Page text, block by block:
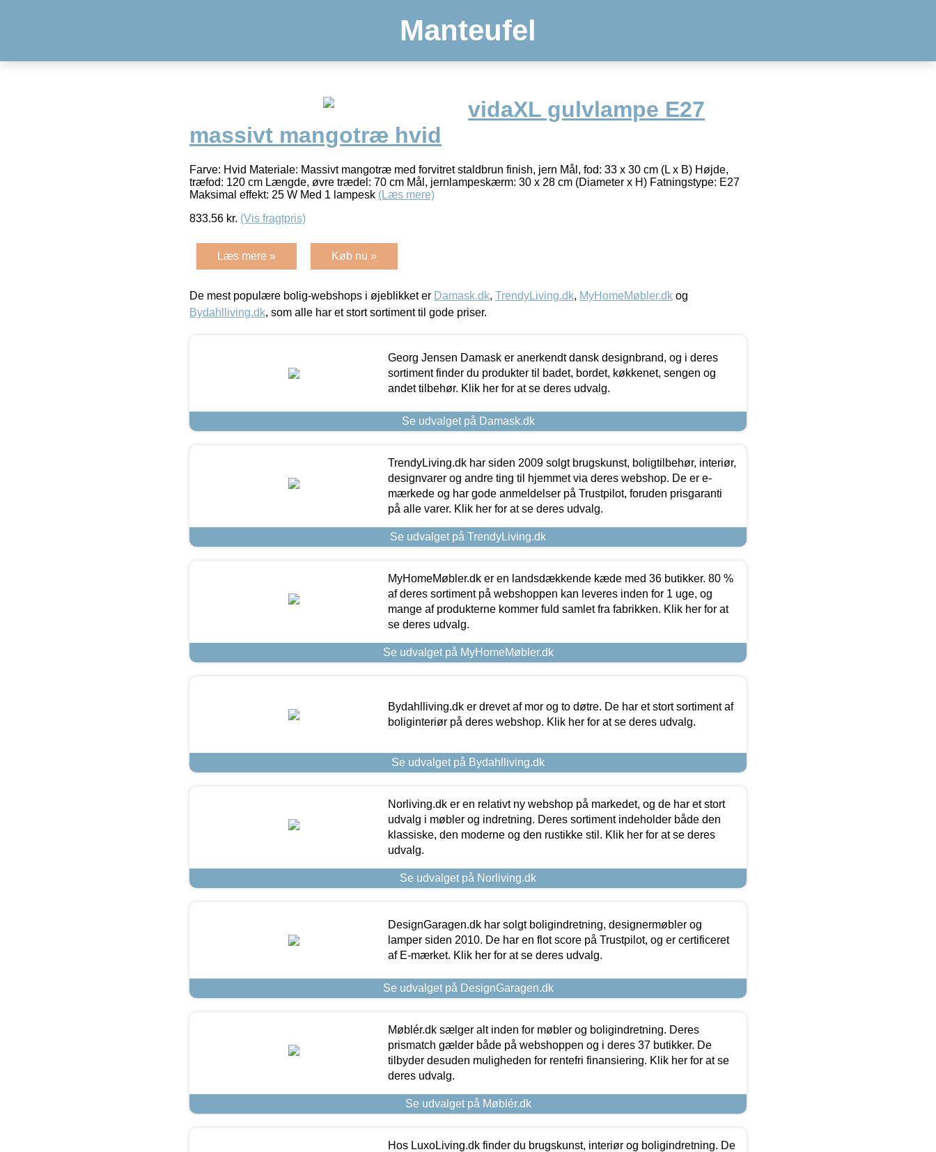
Manteufel
vidaXL gulvlampe E27
massivt mangotræ hvid
Farve: Hvid Materiale: Massivt mangotræ med forvitret staldbrun finish, jern Mål, fod: 33 x 30 cm (L x B) Højde,
træfod: 120 cm Længde, øvre trædel: 70 cm Mål, jernlampeskærm: 30 x 28 cm (Diameter x H) Fatningstype: E27
Maksimal effekt: 25 W Med 1 lampesk (Læs mere)
833.56 kr. (Vis fragtpris)
Læs mere » Køb nu »
De mest populære bolig-webshops i øjeblikket er Damask.dk, TrendyLiving.dk, MyHomeMøbler.dk og
Bydahlliving.dk, som alle har et stort sortiment til gode priser.
Georg Jensen Damask er anerkendt dansk designbrand, og i deres
sortiment finder du produkter til badet, bordet, køkkenet, sengen og
andet tilbehør. Klik her for at se deres udvalg.
Se udvalget på Damask.dk
TrendyLiving.dk har siden 2009 solgt brugskunst, boligtilbehør, interiør,
designvarer og andre ting til hjemmet via deres webshop. De er e-
mærkede og har gode anmeldelser på Trustpilot, foruden prisgaranti
på alle varer. Klik her for at se deres udvalg.
Se udvalget på TrendyLiving.dk
MyHomeMøbler.dk er en landsdækkende kæde med 36 butikker. 80 %
af deres sortiment på webshoppen kan leveres inden for 1 uge, og
mange af produkterne kommer fuld samlet fra fabrikken. Klik her for at
se deres udvalg.
Se udvalget på MyHomeMøbler.dk
Bydahlliving.dk er drevet af mor og to døtre. De har et stort sortiment af
boliginteriør på deres webshop. Klik her for at se deres udvalg.
Se udvalget på Bydahlliving.dk
Norliving.dk er en relativt ny webshop på markedet, og de har et stort
udvalg i møbler og indretning. Deres sortiment indeholder både den
klassiske, den moderne og den rustikke stil. Klik her for at se deres
udvalg.
Se udvalget på Norliving.dk
DesignGaragen.dk har solgt boligindretning, designermøbler og
lamper siden 2010. De har en flot score på Trustpilot, og er certificeret
af E-mærket. Klik her for at se deres udvalg.
Se udvalget på DesignGaragen.dk
Møblér.dk sælger alt inden for møbler og boligindretning. Deres
prismatch gælder både på webshoppen og i deres 37 butikker. De
tilbyder desuden muligheden for rentefri finansiering. Klik her for at se
deres udvalg.
Se udvalget på Møblér.dk
Hos LuxoLiving.dk finder du brugskunst, interiør og boligindretning. De